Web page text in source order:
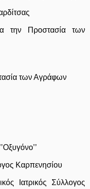
την Προστασία των
των Αγράφων
Καρπενησίου
Ιατρικός Σύλλογος